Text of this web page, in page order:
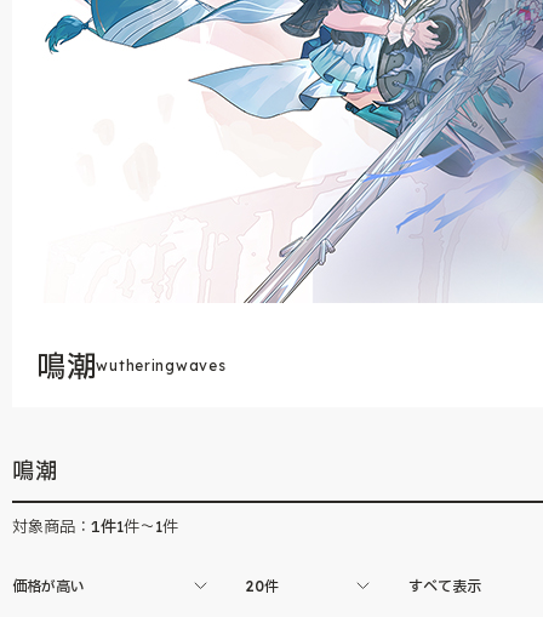
鳴潮wutheringwaves
鳴潮
対象商品： 1件1件～1件
価格が高い 20件 すべて表示